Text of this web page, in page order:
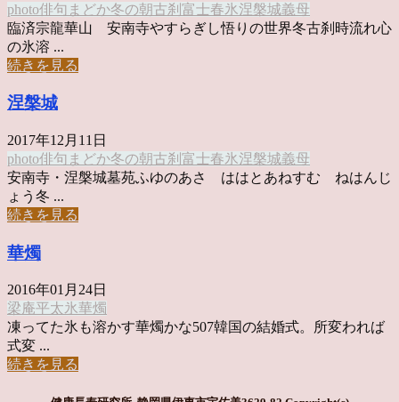
photo俳句 まどか冬の朝古刹 富士春氷涅槃城義母
臨済宗龍華山 安南寺やすらぎし悟りの世界冬古刹時流れ心
の氷溶 ...
続きを見る
涅槃城
2017年12月11日
photo俳句 まどか冬の朝古刹 富士春氷涅槃城義母
安南寺・涅槃城墓苑ふゆのあさ ははとあねすむ ねはんじ
ょう冬 ...
続きを見る
華燭
2016年01月24日
梁庵平太氷華燭
凍ってた氷も溶かす華燭かな507韓国の結婚式。所変われば
式変 ...
続きを見る